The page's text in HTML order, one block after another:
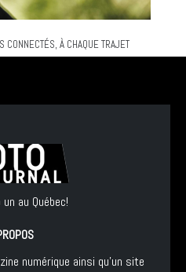
CONNECTÉS, À CHAQUE TRAJET
au Québec!
numérique ainsi qu'un site